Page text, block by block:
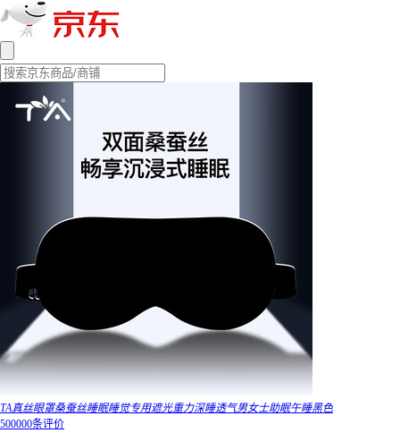
TA真丝眼罩桑蚕丝睡眠睡觉专用遮光重力深睡透气男女士助眠午睡黑色
500000条评价